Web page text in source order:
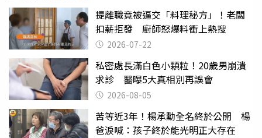
提離職竟被逼交「料理秘方」！老闆
扣薪拒發 廚師怒爆料衝上熱搜
2026-07-22
私密處長滿白色小顆粒！20歲男崩潰
求診 醫曝5大真相別再誤會
2026-08-05
苦等近3年！楊承勳全名終於公開 楊
爸淚喊：孩子終於能光明正大存在